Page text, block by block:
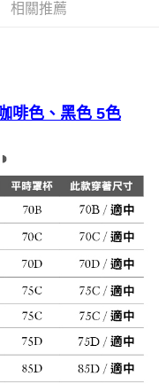
相關推薦
啡色、黑色 5色